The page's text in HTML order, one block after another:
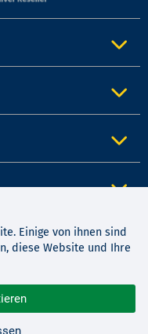
Datenschutz
Delf Michel e.K.
Einige von ihnen sind
diese Website und Ihre